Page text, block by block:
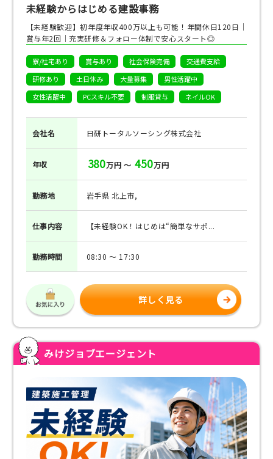
未経験からはじめる建設事務
【未経験歓迎】初年度年収400万以上も可能！年間休日120日│
賞与年2回│充実研修＆フォロー体制で安心スタート◎
寮/社宅あり 賞与あり 社会保険完備
交通費支給
研修あり
土日休み 大量募集
男性活躍中
女性活躍中
PCスキル不要 制服貸与 ネイルOK
会社名 日研トータルソーシング株式会社
年収 380万円 ～ 450万円
勤務地 岩手県 北上市,
仕事内容 【未経験OK！はじめは“簡単なサポ...
勤務時間 08:30 ～ 17:30
詳しく見る
みけジョブエージェント